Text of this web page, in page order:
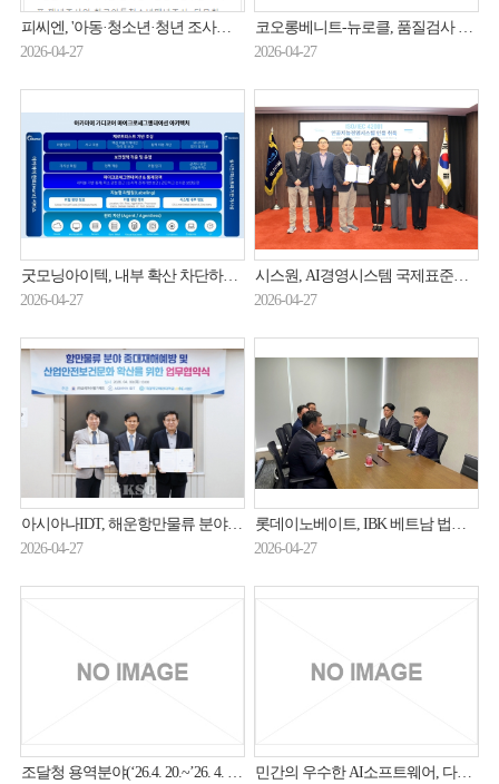
피씨엔, '아동·청소년·청년 조사데이터 개방체계' 구축…데이터 개방사업 일환
2026-04-27
코오롱베니트-뉴로클, 품질검사 AI 솔루션 출시
2026-04-27
굿모닝아이텍, 내부 확산 차단하는 제로트러스트 보안 전략 제시
2026-04-27
시스원, AI경영시스템 국제표준인증 획득
2026-04-27
아시아나IDT, 해운항만물류 분야 중대재해 예방 도우미 박차
2026-04-27
롯데이노베이트, IBK 베트남 법인 IT 프로젝트 수주
2026-04-27
조달청 용역분야(‘26.4. 20.~’26. 4. 30.) 입찰동향
민간의 우수한 AI소프트웨어, 다수공급자계약으로 공공시장에 더 빠르게 진입한다